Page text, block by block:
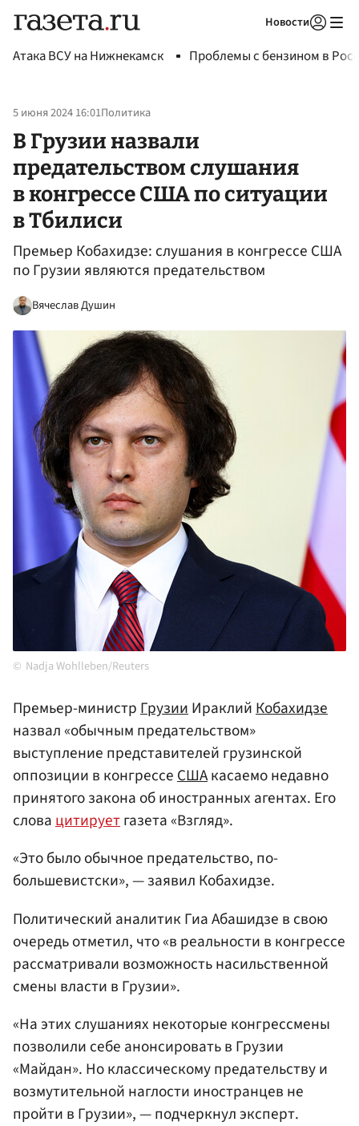
Новости
Атака ВСУ на Нижнекамск Проблемы с бензином в
5 июня 2024 16:01Политика
В Грузии назвали
предательством слушания
в конгрессе США по ситуации
в Тбилиси
Премьер Кобахидзе: слушания в конгрессе США
по Грузии являются предательством
Вячеслав Душин
Nadja Wohlleben/Reuters
Премьер-министрГрузииИраклийКобахидзе
назвал «обычным предательством»
выступление представителей грузинской
оппозиции в конгрессеСШАкасаемо недавно
принятого закона об иностранных агентах. Его
словацитируетгазета «Взгляд».
«Это было обычное предательство, по-
большевистски», — заявил Кобахидзе.
Политический аналитик Гиа Абашидзе в свою
очередь отметил, что «в реальности в конгрессе
рассматривали возможность насильственной
смены власти в Грузии».
«На этих слушаниях некоторые конгрессмены
позволили себе анонсировать в Грузии
«Майдан». Но классическому предательству и
возмутительной наглости иностранцев не
пройти в Грузии», — подчеркнул эксперт.